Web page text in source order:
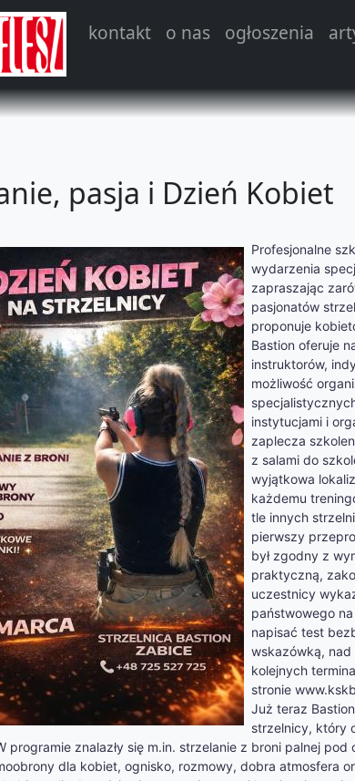
kontakt o nas ogłoszenia
pasja i Dzień Kobiet
Profesjonalne
wydarzenia
zapraszając
pasjonatów
proponuje
Bastion oferuje
instruktorów,
możliwość
instytucjami i
zaplecza
z salami do
wyjątkowa
każdemu
tle innych
pierwszy
był zgodny z
praktyczną,
uczestnicy
państwowego
napisać test
wskazówką,
kolejnych
stronie
Już teraz
strzelnicy, który
programie znalazły się m.in. strzelanie z broni palnej
dla kobiet, ognisko, rozmowy, dobra atmosfera